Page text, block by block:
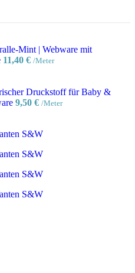
Mint | Webware mit
11,40 € /Meter
Druckstoff für Baby &
9,50 € /Meter